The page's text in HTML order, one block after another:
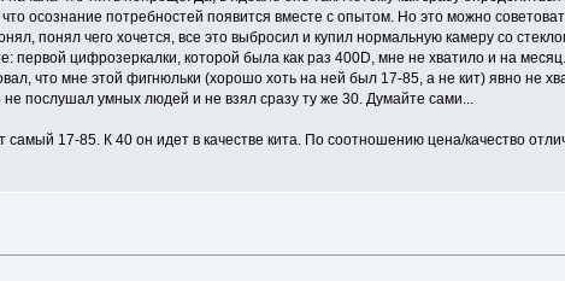
осознание потребностей появится вместе с опытом. Но это можно
понял чего хочется, все это выбросил и купил нормальную камеру со
цифрозеркалки, которой была как раз 400D, мне не хватило и на
что мне этой фигнюльки (хорошо хоть на ней был 17-85, а не кит) явно не
послушал умных людей и не взял сразу ту же 30. Думайте сами...
17-85. К 40 он идет в качестве кита. По соотношению цена/качество